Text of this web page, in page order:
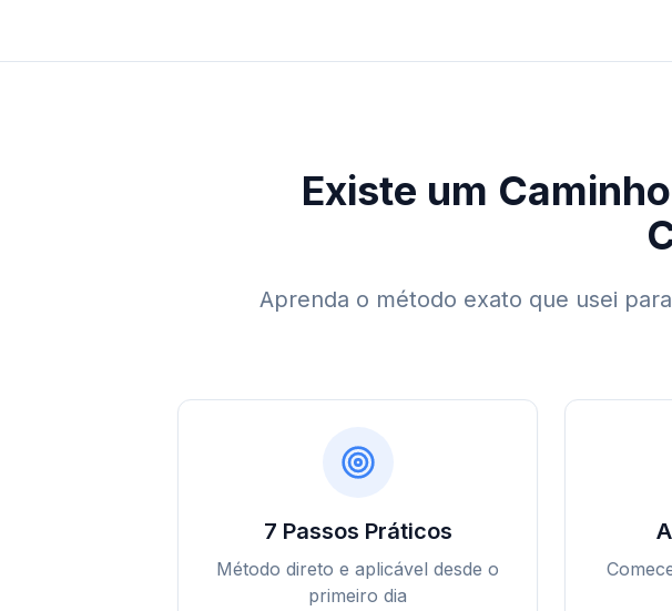
Existe um
Aprenda o método exato que usei
7 Passos Práticos
Método direto e aplicável desde o
primeiro dia